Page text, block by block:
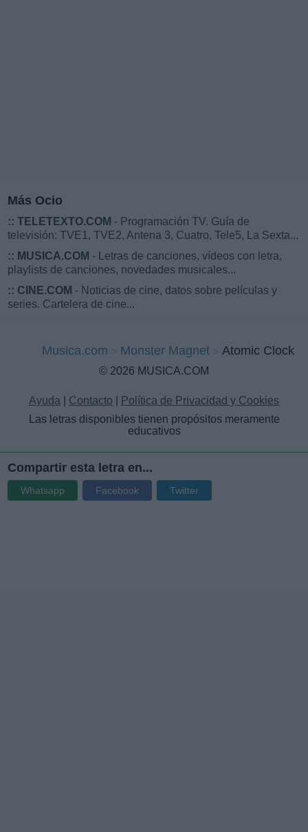
Más Ocio
:: TELETEXTO.COM - Programación TV. Guía de
televisión: TVE1, TVE2, Antena 3, Cuatro, Tele5, La Sexta...
:: MUSICA.COM - Letras de canciones, vídeos con letra,
playlists de canciones, novedades musicales...
:: CINE.COM - Noticias de cine, datos sobre películas y
series. Cartelera de cine...
Musica.com Monster Magnet Atomic Clock
© 2026 MUSICA.COM
Ayuda Contacto
Política de Privacidad y Cookies
Las letras disponibles tienen propósitos meramente
educativos
Compartir esta letra en...
Whatsapp Facebook Twitter